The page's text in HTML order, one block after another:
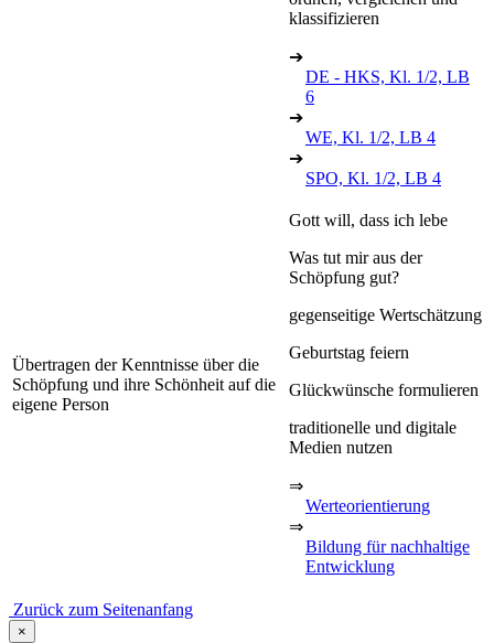
klassifizieren
➔
DE - HKS, Kl. 1/2, LB
6
➔
WE, Kl. 1/2, LB 4
➔
SPO, Kl. 1/2, LB 4
Übertragen der Kenntnisse über die
Schöpfung und ihre Schönheit auf die
eigene Person
Gott will, dass ich lebe
Was tut mir aus der
Schöpfung gut?
gegenseitige Wertschätzung
Geburtstag feiern
Glückwünsche formulieren
traditionelle und digitale
Medien nutzen
⇒
Werteorientierung
⇒
Bildung für nachhaltige
Entwicklung
Zurück zum Seitenanfang
×